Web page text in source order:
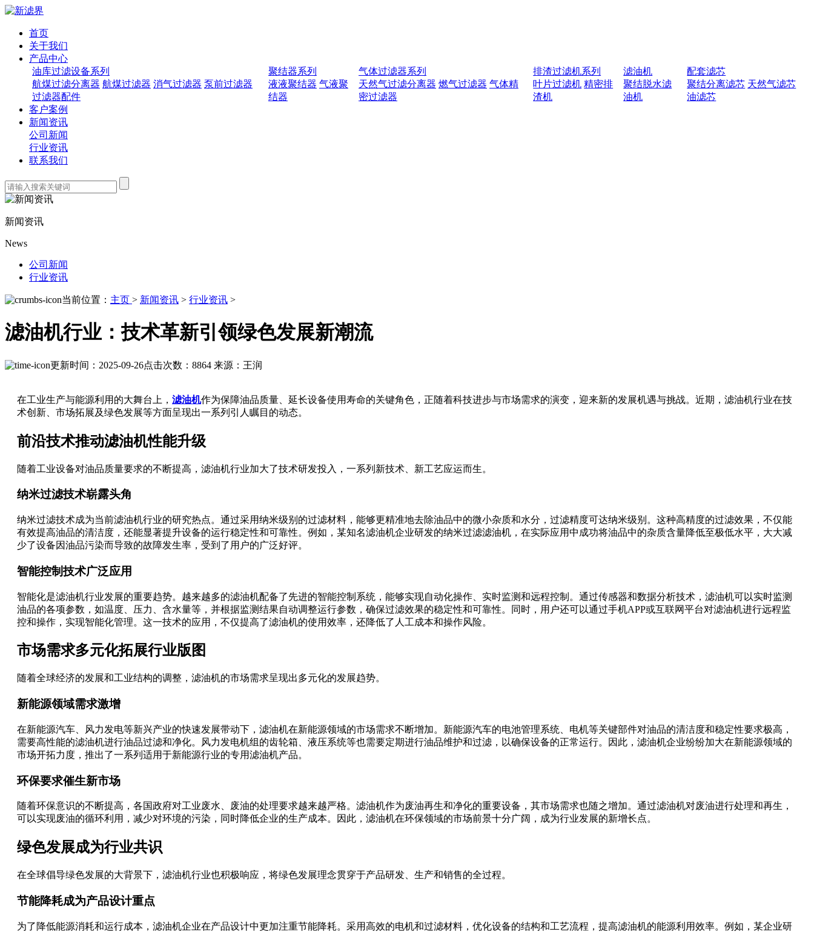
首页
关于我们
产品中心
油库过滤设备系列
航煤过滤分离器 航煤过滤器 消气过滤器 泵前过滤器
过滤器配件
聚结器系列
液液聚结器 气液聚
结器
气体过滤器系列
天然气过滤分离器 燃气过滤器 气体精
密过滤器
排渣过滤机系列
叶片过滤机 精密排
渣机
滤油机
聚结脱水滤
油机
配套滤芯
聚结分离滤芯 天然气滤芯
油滤芯
客户案例
新闻资讯
公司新闻
行业资讯
联系我们
新闻资讯
News
公司新闻
行业资讯
当前位置： 主页 > 新闻资讯 > 行业资讯 >
滤油机行业：技术革新引领绿色发展新潮流
更新时间：2025-09-26点击次数：8864 来源：王润
在工业生产与能源利用的大舞台上， 滤油机作为保障油品质量、延长设备使用寿命的关键角色，正随着科技进步与市场需求的演变，迎来新的发展机遇与挑战。近期，滤油机行业在技
术创新、市场拓展及绿色发展等方面呈现出一系列引人瞩目的动态。
前沿技术推动滤油机性能升级
随着工业设备对油品质量要求的不断提高，滤油机行业加大了技术研发投入，一系列新技术、新工艺应运而生。
纳米过滤技术崭露头角
纳米过滤技术成为当前滤油机行业的研究热点。通过采用纳米级别的过滤材料，能够更精准地去除油品中的微小杂质和水分，过滤精度可达纳米级别。这种高精度的过滤效果，不仅能
有效提高油品的清洁度，还能显著提升设备的运行稳定性和可靠性。例如，某知名滤油机企业研发的纳米过滤滤油机，在实际应用中成功将油品中的杂质含量降低至极低水平，大大减
少了设备因油品污染而导致的故障发生率，受到了用户的广泛好评。
智能控制技术广泛应用
智能化是滤油机行业发展的重要趋势。越来越多的滤油机配备了先进的智能控制系统，能够实现自动化操作、实时监测和远程控制。通过传感器和数据分析技术，滤油机可以实时监测
油品的各项参数，如温度、压力、含水量等，并根据监测结果自动调整运行参数，确保过滤效果的稳定性和可靠性。同时，用户还可以通过手机APP或互联网平台对滤油机进行远程监
控和操作，实现智能化管理。这一技术的应用，不仅提高了滤油机的使用效率，还降低了人工成本和操作风险。
市场需求多元化拓展行业版图
随着全球经济的发展和工业结构的调整，滤油机的市场需求呈现出多元化的发展趋势。
新能源领域需求激增
在新能源汽车、风力发电等新兴产业的快速发展带动下，滤油机在新能源领域的市场需求不断增加。新能源汽车的电池管理系统、电机等关键部件对油品的清洁度和稳定性要求极高，
需要高性能的滤油机进行油品过滤和净化。风力发电机组的齿轮箱、液压系统等也需要定期进行油品维护和过滤，以确保设备的正常运行。因此，滤油机企业纷纷加大在新能源领域的
市场开拓力度，推出了一系列适用于新能源行业的专用滤油机产品。
环保要求催生新市场
随着环保意识的不断提高，各国政府对工业废水、废油的处理要求越来越严格。滤油机作为废油再生和净化的重要设备，其市场需求也随之增加。通过滤油机对废油进行处理和再生，
可以实现废油的循环利用，减少对环境的污染，同时降低企业的生产成本。因此，滤油机在环保领域的市场前景十分广阔，成为行业发展的新增长点。
绿色发展成为行业共识
在全球倡导绿色发展的大背景下，滤油机行业也积极响应，将绿色发展理念贯穿于产品研发、生产和销售的全过程。
节能降耗成为产品设计重点
为了降低能源消耗和运行成本，滤油机企业在产品设计中更加注重节能降耗。采用高效的电机和过滤材料，优化设备的结构和工艺流程，提高滤油机的能源利用效率。例如，某企业研